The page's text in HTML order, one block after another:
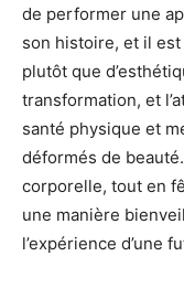
de performer une
son histoire, et il
plutôt que
transformation, et
santé physique et
déformés de
corporelle, tout en
une manière
l’expérience d’une